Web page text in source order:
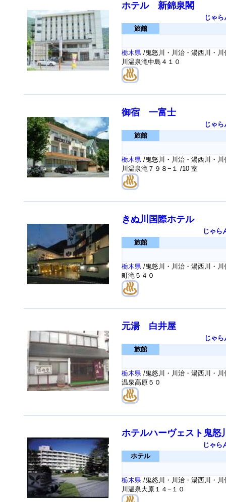
ホテル 新錦泉閣
じゃら
旅館
栃木県 /鬼怒川・川治・湯西川・
川温泉滝中島４１０
御宿 一富士
じゃら
旅館
栃木県 /鬼怒川・川治・湯西川・
川温泉滝７９８−１ /10 室
きぬ川国際ホテル
じゃら
旅館
栃木県 /鬼怒川・川治・湯西川・
町滝５４０
元湯 白井屋
じゃら
旅館
栃木県 /鬼怒川・川治・湯西川・
温泉高原５０
ホテルハーヴェスト鬼怒
じゃら
ホテル
栃木県 /鬼怒川・川治・湯西川・
川温泉大原１４−１０